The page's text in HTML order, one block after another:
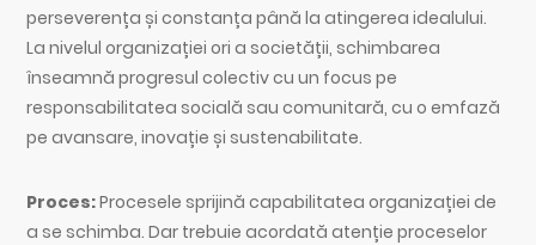
perseverența și constanța până la atingerea idealului.
La nivelul organizației ori a societății, schimbarea
înseamnă progresul colectiv cu un focus pe
responsabilitatea socială sau comunitară, cu o emfază
pe avansare, inovație și sustenabilitate.
Proces:Procesele sprijină capabilitatea organizației de
a se schimba. Dar trebuie acordată atenție proceselor